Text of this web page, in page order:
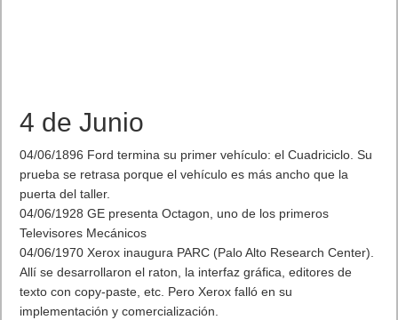
4 de Junio
04/06/1896 Ford termina su primer vehículo: el Cuadriciclo. Su
prueba se retrasa porque el vehículo es más ancho que la
puerta del taller.
04/06/1928 GE presenta Octagon, uno de los primeros
Televisores Mecánicos
04/06/1970 Xerox inaugura PARC (Palo Alto Research Center).
Allí se desarrollaron el raton, la interfaz gráfica, editores de
texto con copy-paste, etc. Pero Xerox falló en su
implementación y comercialización.